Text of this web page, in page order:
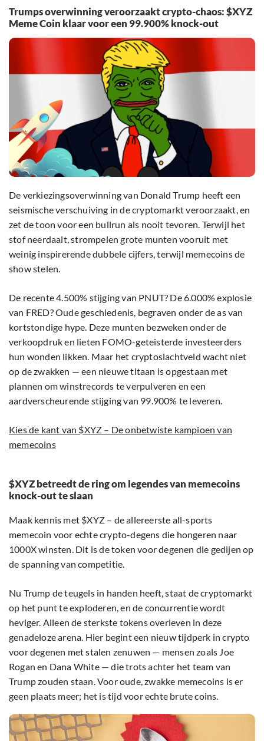
Trumps overwinning veroorzaakt crypto-chaos: $XYZ
Meme Coin klaar voor een 99.900% knock-out
De verkiezingsoverwinning van Donald Trump heeft een
seismische verschuiving in de cryptomarkt veroorzaakt, en
zet de toon voor een bullrun als nooit tevoren. Terwijl het
stof neerdaalt, strompelen grote munten vooruit met
weinig inspirerende dubbele cijfers, terwijl memecoins de
show stelen.
De recente 4.500% stijging van PNUT? De 6.000% explosie
van FRED? Oude geschiedenis, begraven onder de as van
kortstondige hype. Deze munten bezweken onder de
verkoopdruk en lieten FOMO-geteisterde investeerders
hun wonden likken. Maar het cryptoslachtveld wacht niet
op de zwakken — een nieuwe titaan is opgestaan met
plannen om winstrecords te verpulveren en een
aardverscheurende stijging van 99.900% te leveren.
Kies de kant van $XYZ – De onbetwiste kampioen van
memecoins
$XYZ betreedt de ring om legendes van memecoins
knock-out te slaan
Maak kennis met $XYZ – de allereerste all-sports
memecoin voor echte crypto-degens die hongeren naar
1000X winsten. Dit is de token voor degenen die gedijen op
de spanning van competitie.
Nu Trump de teugels in handen heeft, staat de cryptomarkt
op het punt te exploderen, en de concurrentie wordt
heviger. Alleen de sterkste tokens overleven in deze
genadeloze arena. Hier begint een nieuw tijdperk in crypto
voor degenen met stalen zenuwen — mensen zoals Joe
Rogan en Dana White — die trots achter het team van
Trump zouden staan. Voor oude, zwakke memecoins is er
geen plaats meer; het is tijd voor echte brute coins.